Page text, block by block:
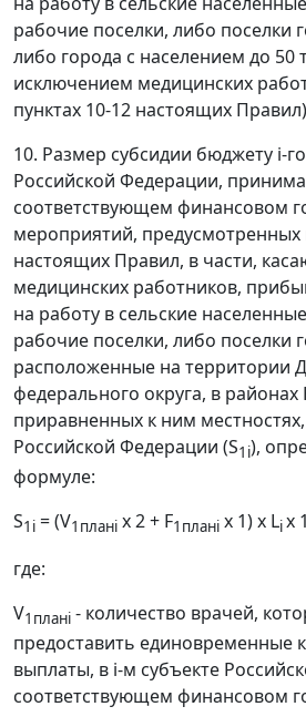
рабочие поселки, либо поселки
либо города с населением до 50
исключением медицинских
пунктах 10-12 настоящих
10. Размер субсидии бюджету i-
Российской Федерации,
соответствующем финансовом
мероприятий, предусмотренных
настоящих Правил, в части,
медицинских работников,
на работу в сельские
рабочие поселки, либо поселки
расположенные на территории
федерального округа, в
приравненных к ним
Российской Федерации (S1i),
формуле:
S1i = (V1планi x 2 + F1планi x 1) x Lix
где:
V1планi - количество врачей,
предоставить единовременные
выплаты, в i-м субъекте
соответствующем финансовом